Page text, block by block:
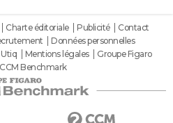
Charte éditoriale Publicité
Contact
Données personnelles
Mentions légales
Groupe Figaro
Benchmark